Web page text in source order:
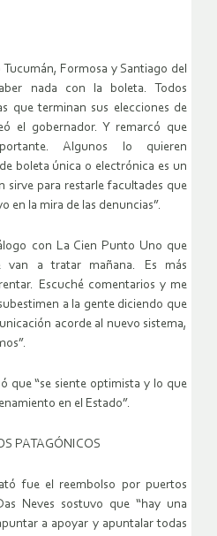
Formosa y Santiago del
nada con la boleta. Todos
que terminan sus elecciones de
el gobernador. Y remarcó que
Algunos lo quieren
boleta única o electrónica es un
sirve para restarle facultades que
en la mira de las denuncias”.
con La Cien Punto Uno que
van a tratar mañana. Es más
Escuché comentarios y me
a la gente diciendo que
acorde al nuevo sistema,
que “se siente optimista y lo que
en el Estado”.
PATAGÓNICOS
fue el reembolso por puertos
Neves sostuvo que “hay una
a apoyar y apuntalar todas